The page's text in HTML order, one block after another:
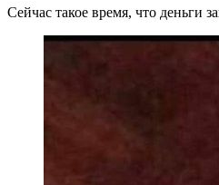
Сейчас такое время, что деньги